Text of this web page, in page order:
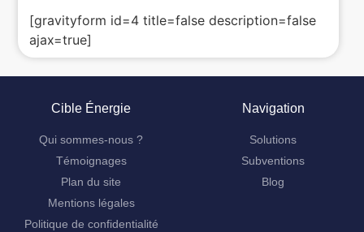
[gravityform id=4 title=false description=false
ajax=true]
Cible Énergie
Qui sommes-nous ?
Témoignages
Plan du site
Mentions légales
Politique de confidentialité
Navigation
Solutions
Subventions
Blog